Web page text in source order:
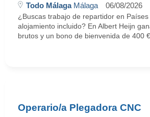
Todo MálagaMálaga 06/08/2026
¿Buscas trabajo de repartidor en Países
alojamiento incluido? En Albert Heijn
brutos y un bono de bienvenida de 400 €
Operario/a Plegadora CNC